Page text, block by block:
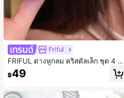
Friful
FRIFUL ต่างหูกลม คริสตัลเล็ก ชุด 4 ชิ้
น สำหรับผู้หญิง สีเงิน เก๋ใหม่ Y2K สวมใ
ส่ในชีวิตประจำวัน เครื่องประดับของขวั
฿49